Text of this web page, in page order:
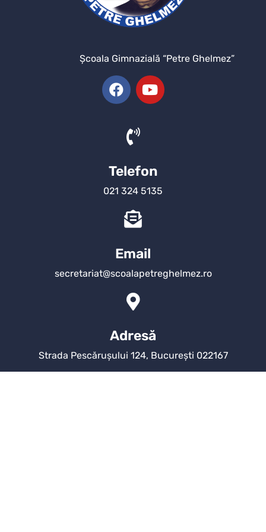
Şcoala Gimnazială “Petre Ghelmez”
Telefon
021 324 5135
Email
secretariat@scoalapetreghelmez.ro
Adresă
Strada Pescărușului 124, București 022167